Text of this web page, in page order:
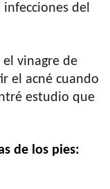
del
vinagre de
el acné cuando
estudio que
de los pies: